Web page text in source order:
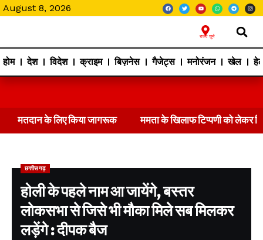
August 8, 2026
राज्य चुने
होम देश विदेश क्राइम बिज़नेस गैजेट्स मनोरंजन खेल
मतदान के लिए किया जागरूक ममता के खिलाफ टिप्पणी को लेकर
छत्तीसगढ़
होली के पहले नाम आ जायेंगे, बस्तर
लोकसभा से जिसे भी मौका मिले सब मिलकर
लड़ेंगे : दीपक बैज